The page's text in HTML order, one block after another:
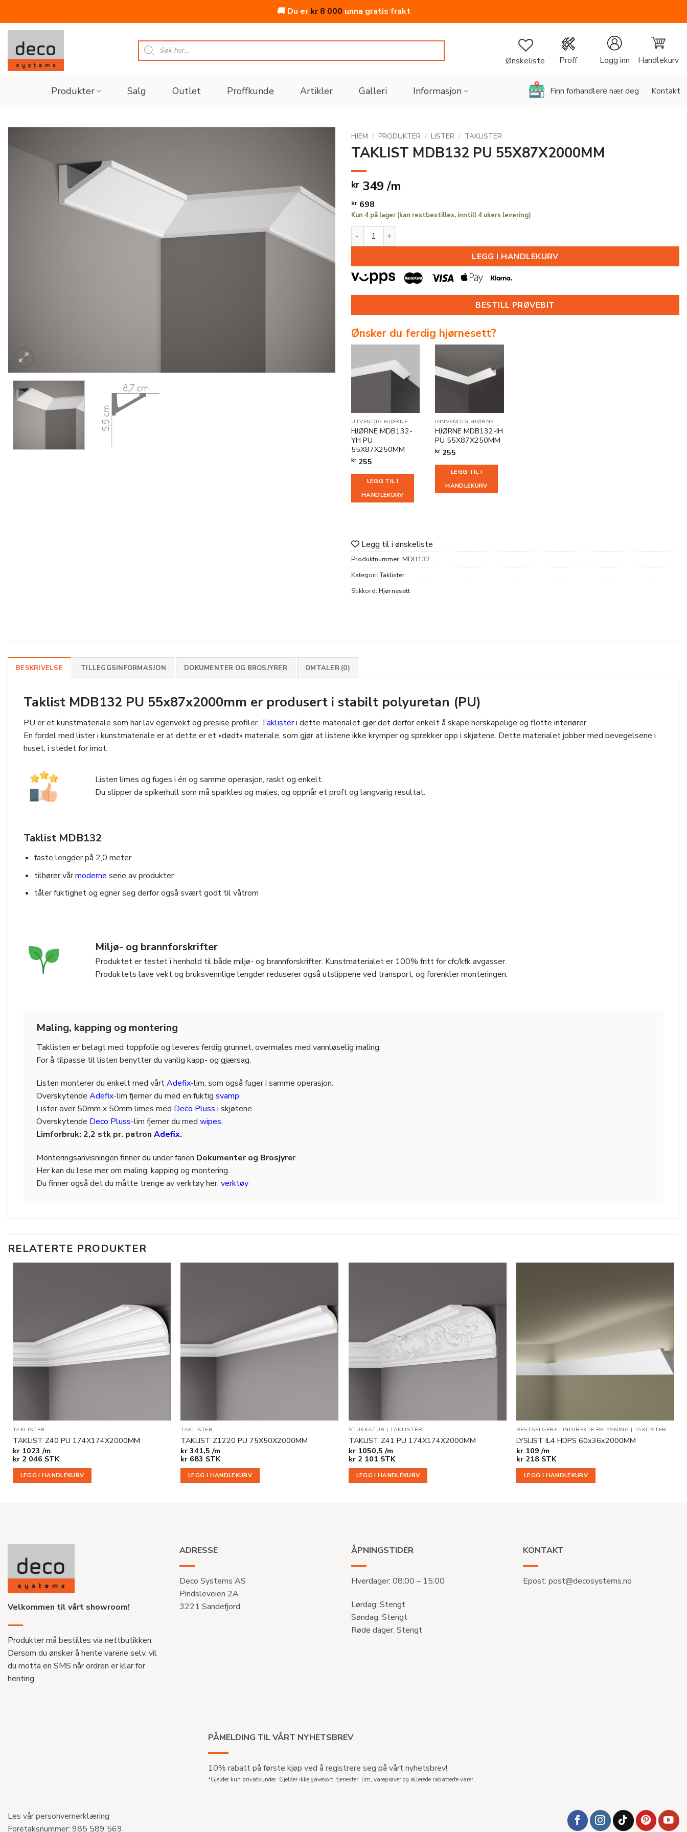
🚚 Du erkr8 000 unna gratis frakt
Skip
content
Products
search
Ønskeliste Proff Logg inn Handlekurv
Produkter Salg Outlet Proffkunde Artikler Galleri Informasjon Finn forhandlere nær deg Kontakt
ønskeliste
HJEM / PRODUKTER / LISTER / TAKLISTER
TAKLIST MDB132 PU 55X87X2000MM
kr 349 /m
kr 698
Kun 4 på lager (kan restbestilles, inntill 4 ukers levering)
TAKLIST MDB132 PU 55X87X2000MM antall
LEGG I HANDLEKURV
BESTILL PRØVEBIT
Ønsker du ferdig hjørnesett?
UTVENDIG HJØRNE
HJØRNE MDB132-
YH PU
55X87X250MM
kr255
LEGG TIL I
HANDLEKURV
INNVENDIG HJØRNE
HJØRNE MDB132-IH
PU 55X87X250MM
kr255
LEGG TIL I
HANDLEKURV
Legg til i ønskeliste
Produktnummer: MDB132
Kategori:Taklister
Stikkord: Hjørnesett
BESKRIVELSE TILLEGGSINFORMASJON DOKUMENTER OG BROSJYRER OMTALER (0)
Taklist MDB132 PU 55x87x2000mm er produsert i stabilt polyuretan (PU)
PU er et kunstmateriale som har lav egenvekt og presise profiler. Taklisteri dette materialet gjør det derfor enkelt å skape herskapelige og flotte interiører.
En fordel med lister i kunstmateriale er at dette er et «dødt» materiale, som gjør at listene ikke krymper og sprekker opp i skjøtene. Dette materialet jobber med bevegelsene i
huset, i stedet for imot.
Listen limes og fuges i én og samme operasjon, raskt og enkelt.
Du slipper da spikerhull som må sparkles og males, og oppnår et proft og langvarig resultat.
Taklist MDB132
faste lengder på 2,0 meter
tilhører vårmoderne serie av produkter
tåler fuktighet og egner seg derfor også svært godt til våtrom
Miljø- og brannforskrifter
Produktet er testet i henhold til både miljø- og brannforskrifter. Kunstmaterialet er 100% fritt for cfc/kfk avgasser.
Produktets lave vekt og bruksvennlige lengder reduserer også utslippene ved transport, og forenkler monteringen.
Maling, kapping og montering
Taklisten er belagt med toppfolie og leveres ferdig grunnet, overmales med vannløselig maling.
For å tilpasse til listen benytter du vanlig kapp- og gjærsag.
Listen monterer du enkelt med vårtAdefix-lim, som også fuger i samme operasjon.
Overskytende Adefix-lim fjerner du med en fuktig svamp.
Lister over 50mm x 50mm limes med Deco Pluss i skjøtene.
Overskytende Deco Pluss-lim fjerner du med wipes.
Limforbruk: 2,2 stk pr. patron Adefix.
Monteringsanvisningen finner du under fanen Dokumenter og Brosjyrer.
Her kan du lese mer om maling, kapping og montering.
Du finner også det du måtte trenge av verktøy her: verktøy
RELATERTE PRODUKTER
i
ønskeliste
TAKLISTER
TAKLIST Z40 PU 174X174X2000MM
kr1023 /m
kr2 046 STK
LEGG I HANDLEKURV
i
ønskeliste
TAKLISTER
TAKLIST Z1220 PU 75X50X2000MM
kr 341,5 /m
kr 683 STK
LEGG I HANDLEKURV
i
ønskeliste
STUKKATUR |TAKLISTER
TAKLIST Z41 PU 174X174X2000MM
kr1050,5 /m
kr2 101 STK
LEGG I HANDLEKURV
BESTSELGERE | INDIREKTE BELYSNING | TAKLISTER
LYSLIST IL4 HDPS 60x36x2000MM
kr 109 /m
kr 218 STK
LEGG I HANDLEKURV
Velkommen til vårt showroom!
Produkter må bestilles via nettbutikken.
Dersom du ønsker å hente varene selv, vil
du motta en SMS når ordren er klar for
henting.
ADRESSE
Deco Systems AS
Pindsleveien 2A
3221 Sandefjord
ÅPNINGSTIDER
Hverdager: 08:00 – 15:00
Lørdag: Stengt
Søndag: Stengt
Røde dager: Stengt
KONTAKT
Epost: post@decosystems.no
PÅMELDING TIL VÅRT NYHETSBREV
10% rabatt på første kjøp ved å registrere seg på vårt nyhetsbrev!
*Gjelder kun privatkunder. Gjelder ikke gavekort, tjenester, lim, vareprøver og allerede rabatterte varer.
Les vår personvernerklæring
Foretaksnummer: 985 589 569